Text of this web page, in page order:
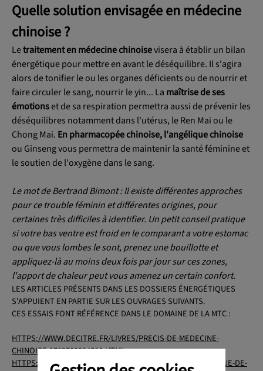
Quelle solution envisagée en médecine
chinoise ?
Letraitement enmédecine chinoisevisera à établir un bilan
énergétique pour mettre en avant le déséquilibre. Il s'agira
alors de tonifier le ou les organes déficients ou de nourrir et
faire circuler le sang, nourrir le yin... La maîtrise de ses
émotionset de sa respiration permettra aussi de prévenir les
déséquilibres notamment dans l'utérus, le Ren Mai ou le
Chong Mai. En pharmacopée chinoise, l'angélique chinoise
ou Ginseng vous permettra de maintenir la santé féminine et
le soutien de l'oxygène dans le sang.
Le mot de Bertrand Bimont : Il existe différentes approches
pour ce trouble féminin et différentes origines, pour
certaines très difficiles à identifier. Un petit conseil pratique
si votre bas ventre est froid en le comparant a votre estomac
ou que vous lombes le sont, prenez une bouillotte et
appliquez-là au moins deux fois par jour sur ces zones,
l'apport de chaleur peut vous amenez un certain confort.
LES ARTICLES PRÉSENTS DANS LES DOSSIERS ÉNERGÉTIQUES
S'APPUIENT EN PARTIE SUR LES OUVRAGES SUIVANTS.
CES ESSAIS FONT RÉFÉRENCE DANS LE DOMAINE DE LA MTC :
HTTPS://WWW.DECITRE.FR/LIVRES/PRECIS-DE-MEDECINE-
CHINOISE-9782703304586.HTML
HTTPS://WWW.ELSEVIER-MASSON.FR/MACIOCIA-LA-PRATIQUE-DE-